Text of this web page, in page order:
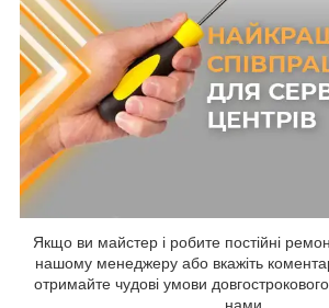
Якщо ви майстер і робите постійні
нашому менеджеру або вкажіть
отримайте чудові умови довгострокового